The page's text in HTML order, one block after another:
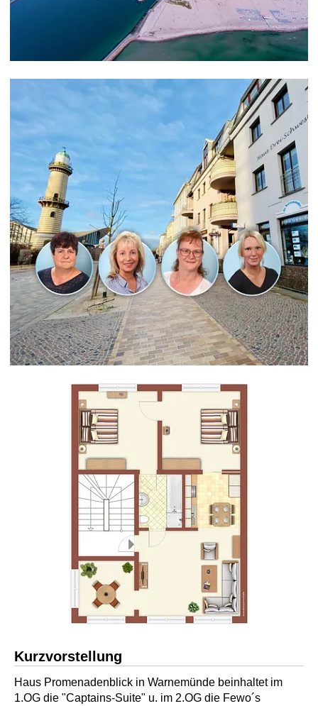
Kurzvorstellung
Haus Promenadenblick in Warnemünde beinhaltet im
1.OG die "Captains-Suite" u. im 2.OG die Fewo´s